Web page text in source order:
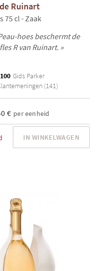
Ruinart
75 cl - Zaak
hoes beschermt de
R van Ruinart. »
Gids Parker
(141)
€ per eenheid
IN WINKELWAGEN